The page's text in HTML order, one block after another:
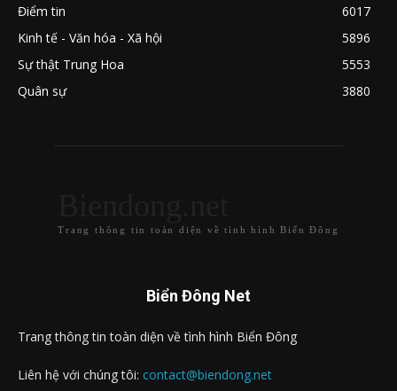
Điểm tin
6017
Kinh tế - Văn hóa - Xã hội
5896
Sự thật Trung Hoa
5553
Quân sự
3880
Trang thông tin toàn diện về tình hình Biển Đông
Biển Đông Net
Trang thông tin toàn diện về tình hình Biển Đông
Liên hệ với chúng tôi: contact@biendong.net